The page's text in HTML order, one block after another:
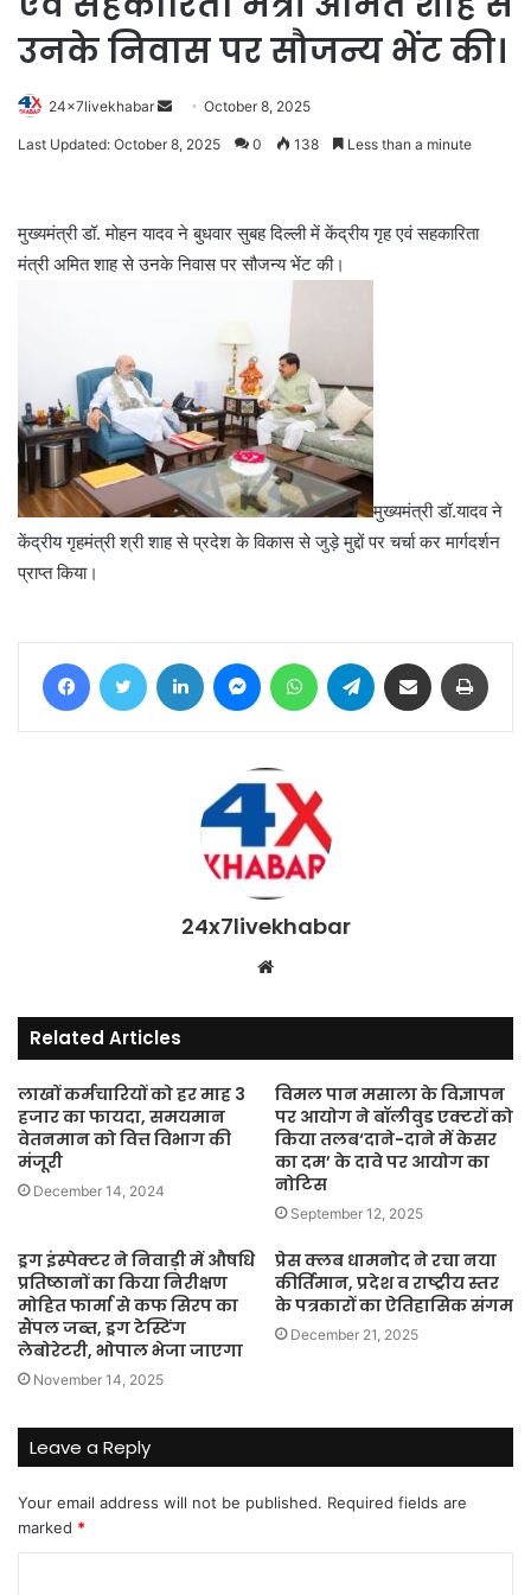
उनके निवास पर सौजन्य भेंट की।
24x7livekhabar
SendOctober 8, 2025
Last Updated: October 8, 2025 0 138 Less than a minute
मुख्यमंत्री डॉ. मोहन यादव ने बुधवार सुबह दिल्ली में केंद्रीय गृह एवं सहकारिता
मंत्री अमित शाह से उनके निवास पर सौजन्य भेंट की।
मुख्यमंत्री डॉ.यादव ने
केंद्रीय गृहमंत्री श्री शाह से प्रदेश के विकास से जुड़े मुद्दों पर चर्चा कर मार्गदर्शन
प्राप्त किया।
FacebookTwitter LinkedIn MessengerWhatsAppTelegram Share via Email
24x7livekhabar
Website
Related Articles
लाखों कर्मचारियों को हर माह 3
हजार का फायदा, समयमान
वेतनमान को वित्त विभाग की
मंजूरी
December 14, 2024
विमल पान मसाला के विज्ञापन
पर आयोग ने बॉलीवुड एक्टरों को
किया तलब‘दाने-दाने में केसर
का दम’ के दावे पर आयोग का
नोटिस
September 12, 2025
ड्रग इंस्पेक्टर ने निवाड़ी में औषधि
प्रतिष्ठानों का किया निरीक्षण
मोहित फार्मा से कफ सिरप का
सैंपल जब्त, ड्रग टेस्टिंग
लेबोरेटरी, भोपाल भेजा जाएगा
November 14, 2025
प्रेस क्लब धामनोद ने रचा नया
कीर्तिमान, प्रदेश व राष्ट्रीय स्तर
के पत्रकारों का ऐतिहासिक संगम
December 21, 2025
Leave a Reply
Your email address will not be published. Required fields are
marked *